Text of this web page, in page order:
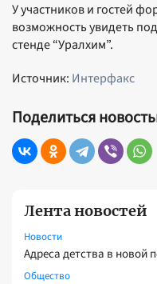
Лента новостей
Новости
Адреса детства в новой
Общество
У участников и гостей
возможность увидеть
стенде “Уралхим”.
Источник: Интерфакс
Поделиться